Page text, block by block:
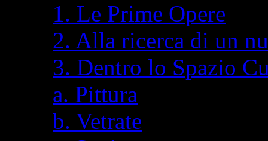
1. Le Prime Opere
2. Alla ricerca di un
3. Dentro lo Spazio
a. Pittura
b. Vetrate